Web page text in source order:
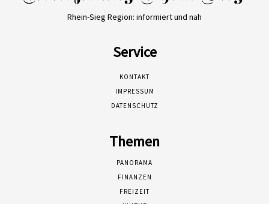
Rhein-Sieg Region: informiert und nah
Service
KONTAKT
IMPRESSUM
DATENSCHUTZ
Themen
PANORAMA
FINANZEN
FREIZEIT